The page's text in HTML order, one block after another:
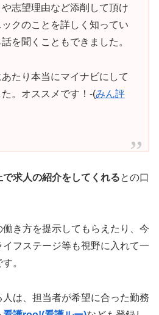
志望理由など添削して頂け
クのことを詳しく知ってい
を聞くこともできました。
たり本当にマイナビにして
。オススメです！-(みん評
求人の紹介をしてくれるとの口
き方を提示してもらえたり、今
フステージ等も視野に入れて一
。
は、担当者が希望に合った勤務